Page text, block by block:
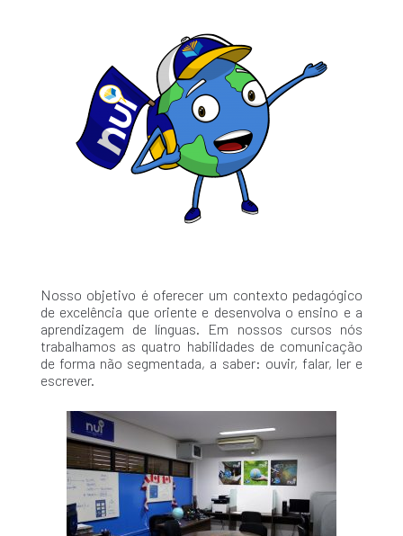
Nosso objetivo é oferecer um contexto pedagógico
de excelência que oriente e desenvolva o ensino e a
aprendizagem de línguas. Em nossos cursos nós
trabalhamos as quatro habilidades de comunicação
de forma não segmentada, a saber: ouvir, falar, ler e
escrever.